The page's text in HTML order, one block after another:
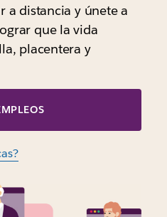
a distancia y únete a
que la vida
placentera y